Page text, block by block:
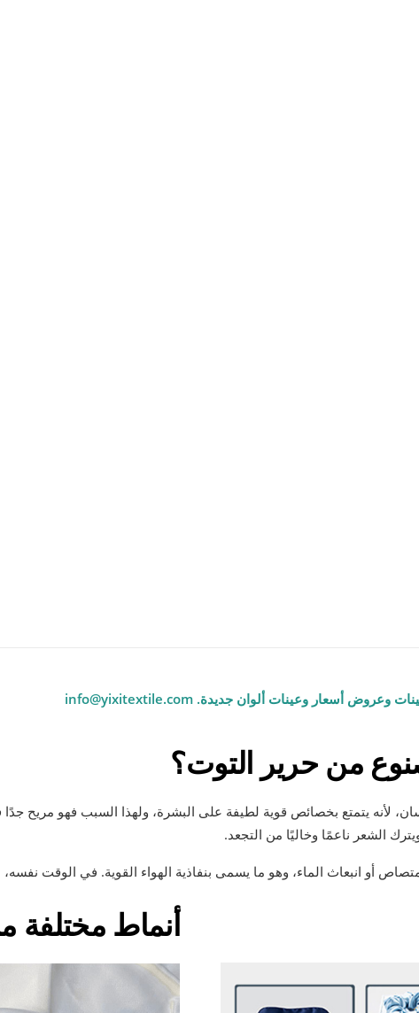
وعروض أسعار وعينات ألوان جديدة. info@yixitextile.com
من حرير التوت؟
لأنه يتمتع بخصائص قوية لطيفة على البشرة، ولهذا السبب فهو مريح
الشعر ناعمًا وخاليًا من التجعد.
أو انبعاث الماء، وهو ما يسمى بنفاذية الهواء القوية. في الوقت
أنماط مختلفة